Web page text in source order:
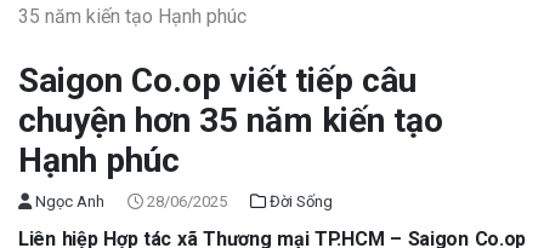
35 năm kiến tạo Hạnh phúc
Saigon Co.op viết tiếp câu
chuyện hơn 35 năm kiến tạo
Hạnh phúc
Ngọc Anh 28/06/2025 Đời Sống
Liên hiệp Hợp tác xã Thương mại TP.HCM – Saigon Co.op